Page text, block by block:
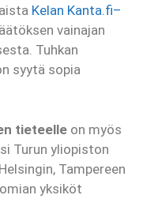
Kelan Kanta.fi–
vainajan
Tuhkan
syytä sopia
tieteelle on myös
Turun yliopiston
Tampereen
yksiköt